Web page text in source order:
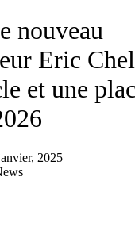
nouveau
Eric
et une
2025